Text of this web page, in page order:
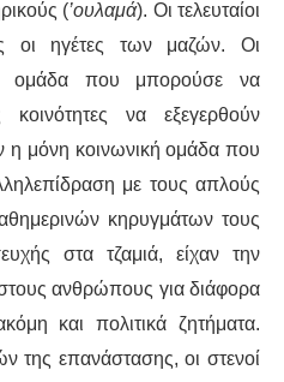
(’ουλαμά). Οι τελευταίοι
οι ηγέτες των μαζών. Οι
ομάδα που μπορούσε να
κοινότητες να εξεγερθούν
η μόνη κοινωνική ομάδα που
με τους απλούς
κηρυγμάτων τους
στα τζαμιά, είχαν την
ανθρώπους για διάφορα
και πολιτικά ζητήματα.
της επανάστασης, οι στενοί